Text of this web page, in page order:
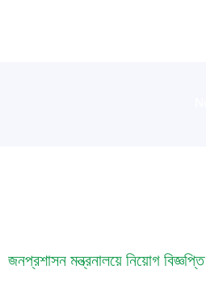
জনপ্রশাসন মন্ত্রনালয়ে নিয়োগ বিজ্ঞপ্তি